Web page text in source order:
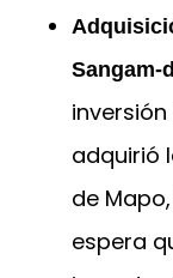
Sangam-
adquirió
de
espera